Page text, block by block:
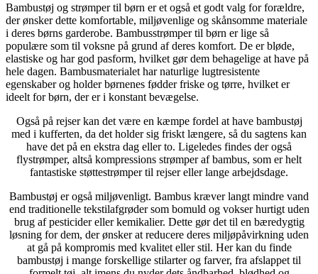
Bambustøj og strømper til børn er et også et godt valg for forældre,
der ønsker dette komfortable, miljøvenlige og skånsomme materiale
i deres børns garderobe. Bambusstrømper til børn er lige så
populære som til voksne på grund af deres komfort. De er bløde,
elastiske og har god pasform, hvilket gør dem behagelige at have på
hele dagen. Bambusmaterialet har naturlige lugtresistente
egenskaber og holder børnenes fødder friske og tørre, hvilket er
ideelt for børn, der er i konstant bevægelse.
Også på rejser kan det være en kæmpe fordel at have bambustøj
med i kufferten, da det holder sig friskt længere, så du sagtens kan
have det på en ekstra dag eller to. Ligeledes findes der også
flystrømper, altså kompressions strømper af bambus, som er helt
fantastiske støttestrømper til rejser eller lange arbejdsdage.
Bambustøj er også miljøvenligt. Bambus kræver langt mindre vand
end traditionelle tekstilafgrøder som bomuld og vokser hurtigt uden
brug af pesticider eller kemikalier. Dette gør det til en bæredygtig
løsning for dem, der ønsker at reducere deres miljøpåvirkning uden
at gå på kompromis med kvalitet eller stil. Her kan du finde
bambustøj i mange forskellige stilarter og farver, fra afslappet til